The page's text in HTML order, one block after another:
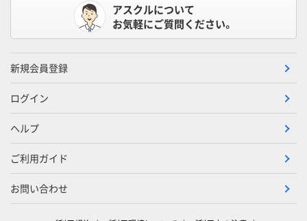
アスクルについて
お気軽にご質問ください。
新規会員登録
ログイン
ヘルプ
ご利用ガイド
お問い合わせ